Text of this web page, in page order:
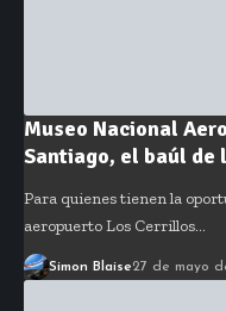
Museo Nacional
Santiago, el baúl de
Para quienes tienen la
aeropuerto Los Cerrillos…
Simon Blaise27 de mayo